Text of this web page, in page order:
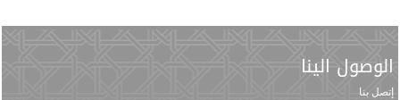
الوصول الينا
إتصل بنا